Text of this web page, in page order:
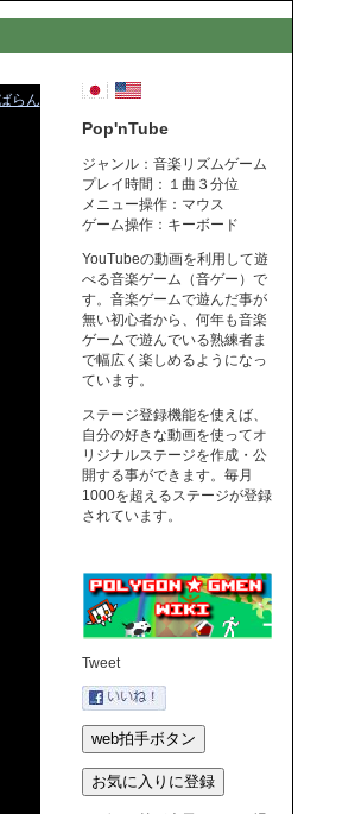
らん
Pop'nTube
ジャンル：音楽リズムゲーム
プレイ時間：１曲３分位
メニュー操作：マウス
ゲーム操作：キーボード
YouTubeの動画を利用して遊
べる音楽ゲーム（音ゲー）で
す。音楽ゲームで遊んだ事が
無い初心者から、何年も音楽
ゲームで遊んでいる熟練者ま
で幅広く楽しめるようになっ
ています。
ステージ登録機能を使えば、
自分の好きな動画を使ってオ
リジナルステージを作成・公
開する事ができます。毎月
1000を超えるステージが登録
されています。
Tweet